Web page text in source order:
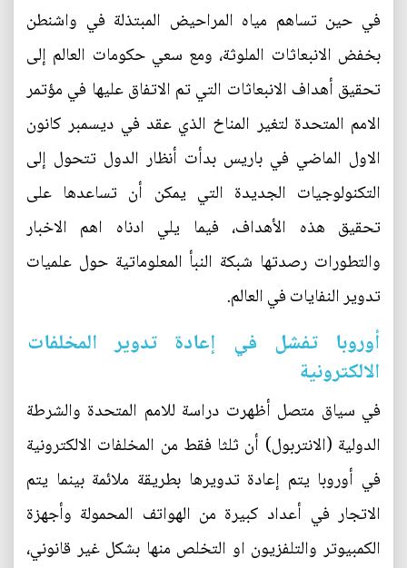
في حين تساهم مياه المراحيض المبتذلة في واشنطن
بخفض الانبعاثات الملوثة، ومع سعي حكومات العالم إلى
تحقيق أهداف الانبعاثات التي تم الاتفاق عليها في مؤتمر
الامم المتحدة لتغير المناخ الذي عقد في ديسمبر كانون
الاول الماضي في باريس بدأت أنظار الدول تتحول إلى
التكنولوجيات الجديدة التي يمكن أن تساعدها على
تحقيق هذه الأهداف، فيما يلي ادناه اهم الاخبار
والتطورات رصدتها شبكة النبأ المعلوماتية حول علميات
تدوير النفايات في العالم.
أوروبا تفشل في إعادة تدوير المخلفات
الالكترونية
في سياق متصل أظهرت دراسة للامم المتحدة والشرطة
الدولية (الانتربول) أن ثلثا فقط من المخلفات الالكترونية
في أوروبا يتم إعادة تدويرها بطريقة ملائمة بينما يتم
الاتجار في أعداد كبيرة من الهواتف المحمولة وأجهزة
الكمبيوتر والتلفزيون او التخلص منها بشكل غير قانوني،